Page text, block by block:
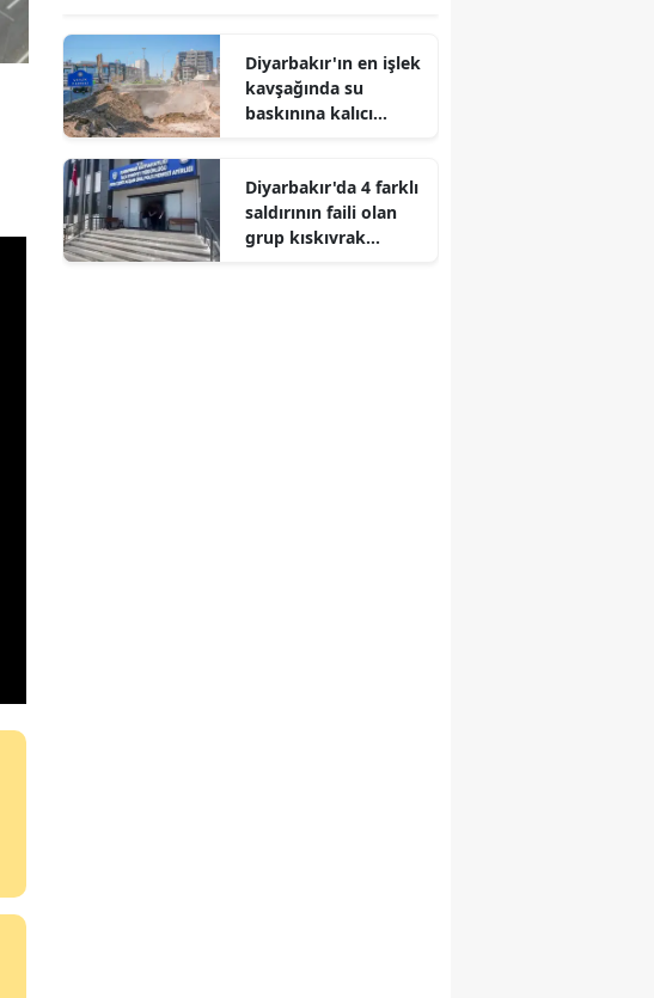
Diyarbakır'ın en işlek
kavşağında su
baskınına kalıcı
Diyarbakır'da 4 farklı
saldırının faili olan
grup kıskıvrak